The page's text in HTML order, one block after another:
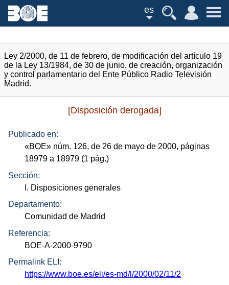
es
Ley 2/2000, de 11 de febrero, de modificación del artículo 19
de la Ley 13/1984, de 30 de junio, de creación, organización
y control parlamentario del Ente Público Radio Televisión
Madrid.
[Disposición derogada]
Publicado en:
«BOE» núm. 126, de 26 de mayo de 2000, páginas
18979 a 18979 (1 pág.)
Sección:
I. Disposiciones generales
Departamento:
Comunidad de Madrid
Referencia:
BOE-A-2000-9790
Permalink ELI:
https://www.boe.es/eli/es-md/l/2000/02/11/2